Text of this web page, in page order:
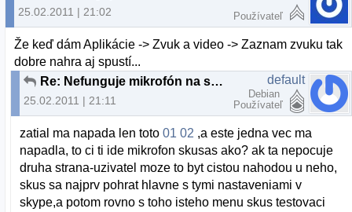
25.02.2011 | 21:02 Používateľ
Že keď dám Aplikácie -> Zvuk a video -> Zaznam zvuku tak
dobre nahra aj spustí...
Re: Nefunguje mikrofón na skype
25.02.2011 | 21:11
default
Debian
Používateľ
zatial ma napada len toto01 02 ,a este jedna vec ma
napadla, to ci ti ide mikrofon skusas ako? ak ta nepocuje
druha strana-uzivatel moze to byt cistou nahodou u neho,
skus sa najprv pohrat hlavne s tymi nastaveniami v
skype,a potom rovno s toho isteho menu skus testovaci